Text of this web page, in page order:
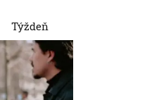
Týždeň